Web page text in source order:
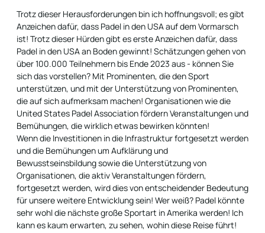
Trotz dieser Herausforderungen bin ich hoffnungsvoll; es gibt
Anzeichen dafür, dass Padel in den USA auf dem Vormarsch
ist! Trotz dieser Hürden gibt es erste Anzeichen dafür, dass
Padel in den USA an Boden gewinnt! Schätzungen gehen von
über 100.000 Teilnehmern bis Ende 2023 aus - können Sie
sich das vorstellen? Mit Prominenten, die den Sport
unterstützen, und mit der Unterstützung von Prominenten,
die auf sich aufmerksam machen! Organisationen wie die
United States Padel Association fördern Veranstaltungen und
Bemühungen, die wirklich etwas bewirken könnten!
Wenn die Investitionen in die Infrastruktur fortgesetzt werden
und die Bemühungen um Aufklärung und
Bewusstseinsbildung sowie die Unterstützung von
Organisationen, die aktiv Veranstaltungen fördern,
fortgesetzt werden, wird dies von entscheidender Bedeutung
für unsere weitere Entwicklung sein! Wer weiß? Padel könnte
sehr wohl die nächste große Sportart in Amerika werden! Ich
kann es kaum erwarten, zu sehen, wohin diese Reise führt!